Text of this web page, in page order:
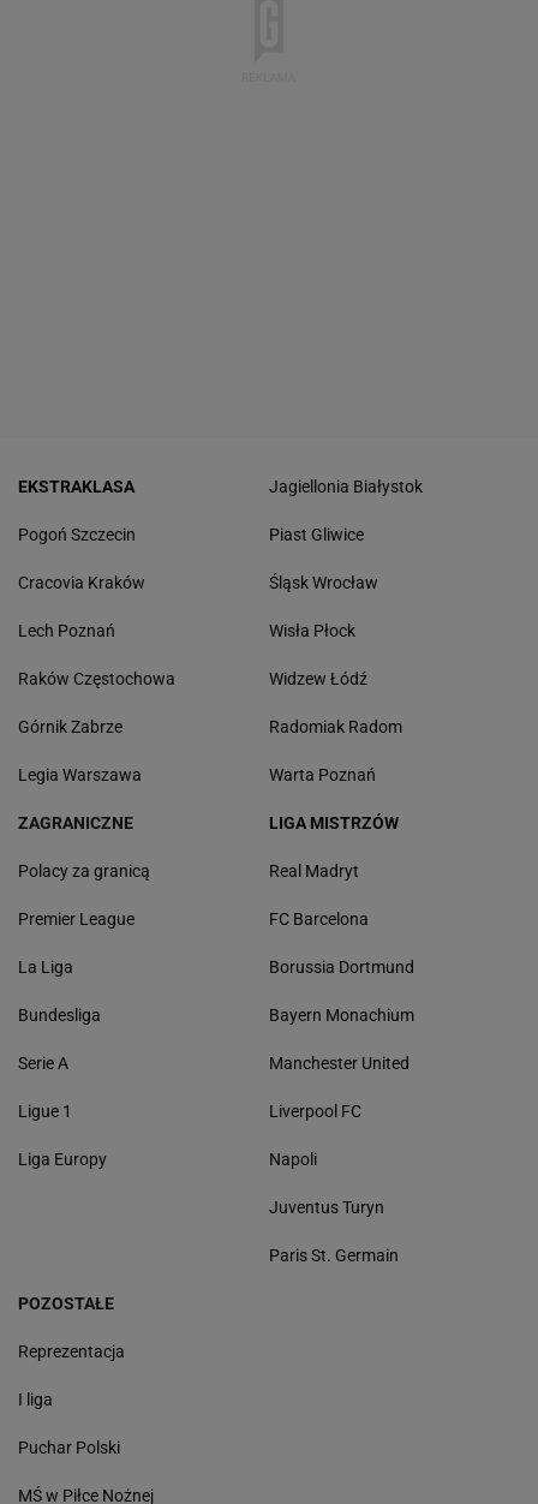
EKSTRAKLASA
Pogoń Szczecin
Cracovia Kraków
Lech Poznań
Raków Częstochowa
Górnik Zabrze
Legia Warszawa
Jagiellonia Białystok
Piast Gliwice
Śląsk Wrocław
Wisła Płock
Widzew Łódź
Radomiak Radom
Warta Poznań
ZAGRANICZNE
Polacy za granicą
Premier League
La Liga
Bundesliga
Serie A
Ligue 1
Liga Europy
LIGA MISTRZÓW
Real Madryt
FC Barcelona
Borussia Dortmund
Bayern Monachium
Manchester United
Liverpool FC
Napoli
Juventus Turyn
Paris St. Germain
POZOSTAŁE
Reprezentacja
I liga
Puchar Polski
MŚ w Piłce Nożnej